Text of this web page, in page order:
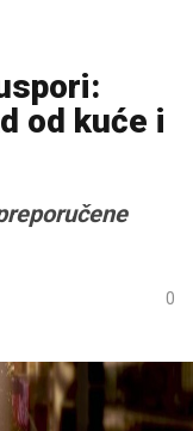
od kuće i
0